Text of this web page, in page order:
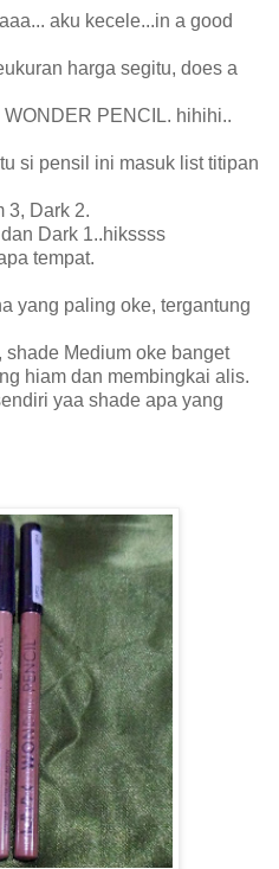
aku kecele...in a good
harga segitu, does a
PENCIL. hihihi..
si pensil ini masuk list titipan
3, Dark 2.
Dark 1..hikssss
tempat.
yang paling oke, tergantung
Medium oke banget
hiam dan membingkai alis.
yaa shade apa yang